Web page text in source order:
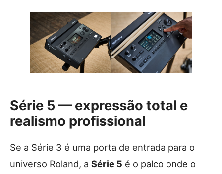
Série 5 — expressão total e
realismo profissional
Se a Série 3 é uma porta de entrada para o
universo Roland, a Série 5 é o palco onde o